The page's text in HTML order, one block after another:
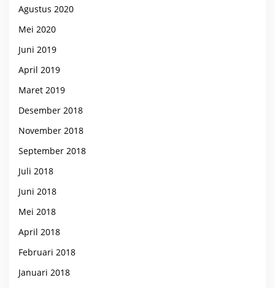
Agustus 2020
Mei 2020
Juni 2019
April 2019
Maret 2019
Desember 2018
November 2018
September 2018
Juli 2018
Juni 2018
Mei 2018
April 2018
Februari 2018
Januari 2018